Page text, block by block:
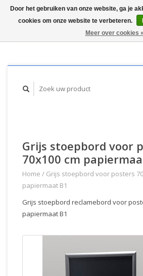
Grijs stoepbord voor
70x100 cm
Home / Grijs stoepbord voor posters
papiermaat B1
Grijs stoepbord reclamebord voor
papiermaat B1
Door het gebruiken van onze website, ga je
cookies om onze website te verbeteren.
Meer over cookies »